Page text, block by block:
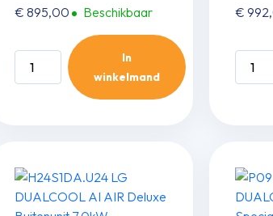
€ 895,00 Beschikbaar
H09S1PA.U18
LG
DUALCOOL
Buitenunit
2,5kW
In
winkelmand
€
LG
3,5kW